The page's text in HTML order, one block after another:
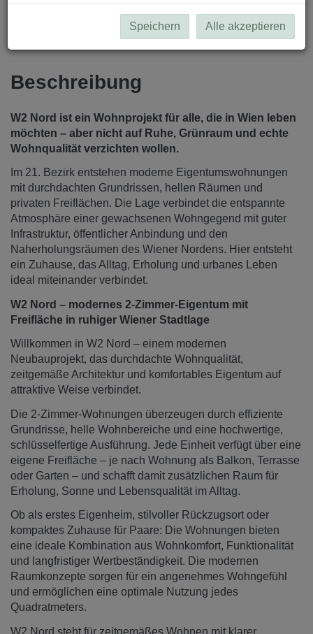
Beschreibung
W2 Nord ist ein Wohnprojekt für alle, die in Wien leben
möchten – aber nicht auf Ruhe, Grünraum und echte
Wohnqualität verzichten wollen.
Im 21. Bezirk entstehen moderne Eigentumswohnungen
mit durchdachten Grundrissen, hellen Räumen und
privaten Freiflächen. Die Lage verbindet die entspannte
Atmosphäre einer gewachsenen Wohngegend mit guter
Infrastruktur, öffentlicher Anbindung und den
Naherholungsräumen des Wiener Nordens. Hier entsteht
ein Zuhause, das Alltag, Erholung und urbanes Leben
ideal miteinander verbindet.
W2 Nord – modernes 2-Zimmer-Eigentum mit
Freifläche in ruhiger Wiener Stadtlage
Willkommen in W2 Nord – einem modernen
Neubauprojekt, das durchdachte Wohnqualität,
zeitgemäße Architektur und komfortables Eigentum auf
attraktive Weise verbindet.
Die 2-Zimmer-Wohnungen überzeugen durch effiziente
Grundrisse, helle Wohnbereiche und eine hochwertige,
schlüsselfertige Ausführung. Jede Einheit verfügt über eine
eigene Freifläche – je nach Wohnung als Balkon, Terrasse
oder Garten – und schafft damit zusätzlichen Raum für
Erholung, Sonne und Lebensqualität im Alltag.
Ob als erstes Eigenheim, stilvoller Rückzugsort oder
kompaktes Zuhause für Paare: Die Wohnungen bieten
eine ideale Kombination aus Wohnkomfort, Funktionalität
und langfristiger Wertbeständigkeit. Die modernen
Raumkonzepte sorgen für ein angenehmes Wohngefühl
und ermöglichen eine optimale Nutzung jedes
Quadratmeters.
W2 Nord steht für zeitgemäßes Wohnen mit klarer
Speichern Alle akzeptieren